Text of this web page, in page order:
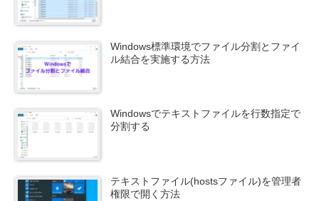
Windows標準環境でファイル分割とファイ
ル結合を実施する方法
Windowsでテキストファイルを行数指定で
分割する
テキストファイル(hostsファイル)を管理者
権限で開く方法